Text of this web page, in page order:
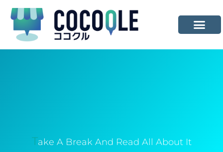
TAke A Break And Read All About It